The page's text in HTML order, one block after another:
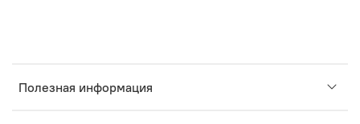
Полезная информация